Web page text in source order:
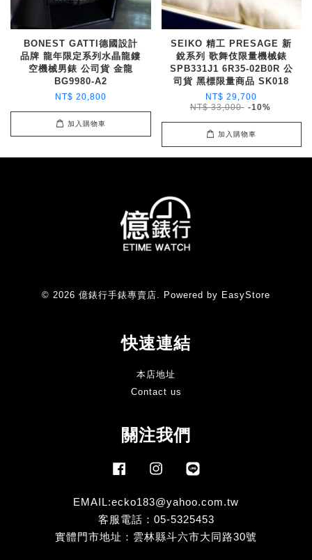
BONEST GATTI德國設計
品牌 龍年限定系列水晶龍鏤
空機械男錶 公司貨 金龍
BG9980-A2
NT$ 20,800
加入購物車
SEIKO 精工 PRESAGE 新
銳系列 歌舞伎限量機械錶
SPB331J1 6R35-02B0R 公
司貨 黑標限量商品 SK018
NT$ 29,700
NT$ 33,000 -10%
加入購物車
© 2026 億錶行手錶專賣店. Powered by EasyStore
快速連結
本店地址
Contact us
關注我們
Facebook Instagram
EMAIL:ecko183@yahoo.com.tw
客服電話：05-5325453
實體門市地址：雲林縣斗六市大同路30號